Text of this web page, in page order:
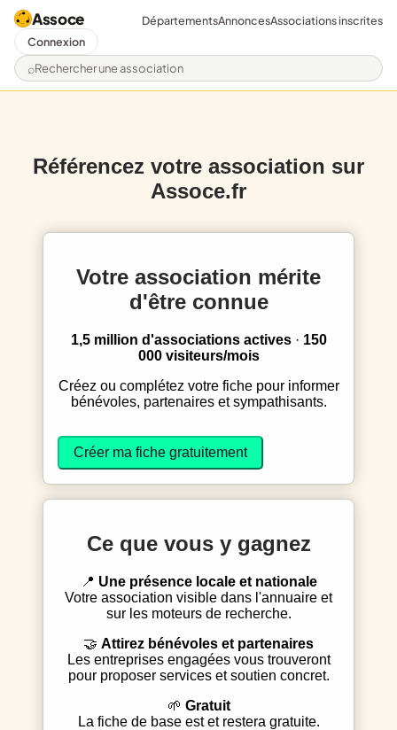
Assoce
Rechercher une association
DépartementsAnnoncesAssociations inscrites
Connexion
Référencez votre association sur
Assoce.fr
Votre association mérite
d'être connue
1,5 million d'associations actives· 150
000 visiteurs/mois
Créez ou complétez votre fiche pour informer
bénévoles, partenaires et sympathisants.
Créer ma fiche gratuitement
Ce que vous y gagnez
Une présence locale et nationale
Votre association visible dans l'annuaire et
sur les moteurs de recherche.
Attirez bénévoles et partenaires
Les entreprises engagées vous trouveront
pour proposer services et soutien concret.
Gratuit
La fiche de base est et restera gratuite.